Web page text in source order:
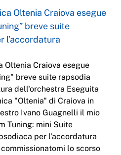
Oltenia Craiova esegue
breve suite
l’accordatura
Oltenia Craiova esegue
breve suite rapsodia
dell'orchestra Eseguita
"Oltenia" di Craiova in
Ivano Guagnelli il mio
Tuning: mini Suite
per l'accordatura
lo scorso